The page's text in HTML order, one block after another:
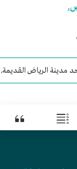
الرياض القديمة.